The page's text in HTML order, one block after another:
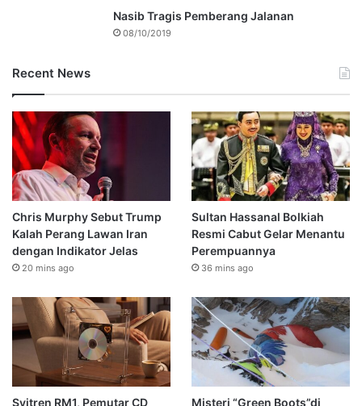
Nasib Tragis Pemberang Jalanan
08/10/2019
Recent News
Chris Murphy Sebut Trump
Kalah Perang Lawan Iran
dengan Indikator Jelas
20 mins ago
Sultan Hassanal Bolkiah
Resmi Cabut Gelar Menantu
Perempuannya
36 mins ago
Syitren RM1, Pemutar CD
Misteri “Green Boots”di